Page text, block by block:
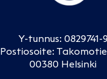
Y-tunnus: 0829741-9
Postiosoite: Takomotie
00380 Helsinki